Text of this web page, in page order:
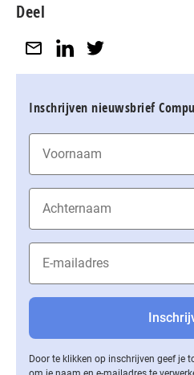
Deel
Inschrijven nieuwsbrief
Door te klikken op inschrijven geef je